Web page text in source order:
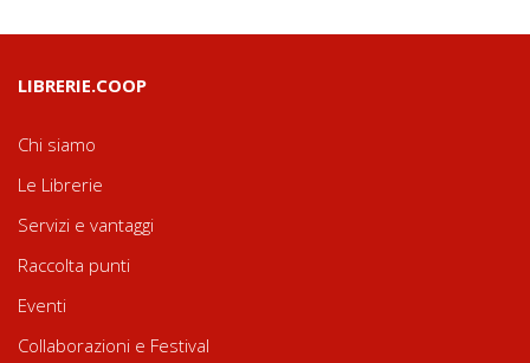
LIBRERIE.COOP
Chi siamo
Le Librerie
Servizi e vantaggi
Raccolta punti
Eventi
Collaborazioni e Festival